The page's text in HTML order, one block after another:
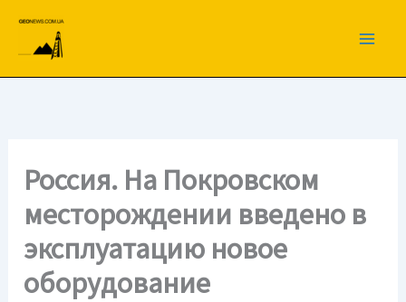
вмісту
Россия. На Покровском
месторождении введено в
эксплуатацию новое
оборудование